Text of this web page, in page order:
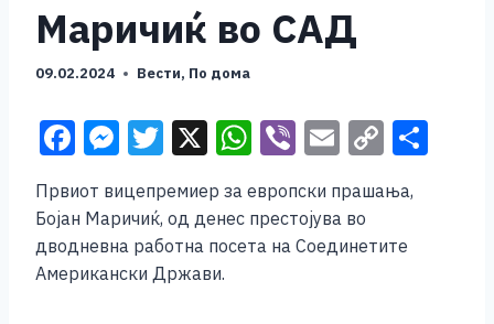
Маричиќ во САД
09.02.2024 Вести, По дома
F
c
e
b
M
ss
e
n
T
tt
er
X W
at
s
Vi
er
E
ai
l
C
p
y
Првиот вицепремиер за европски прашања,
Бојан Маричиќ, од денес престојува во
дводневна работна посета на Соединетите
Американски Држави.